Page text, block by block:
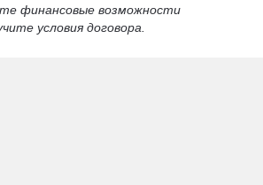
финансовые возможности
условия договора.